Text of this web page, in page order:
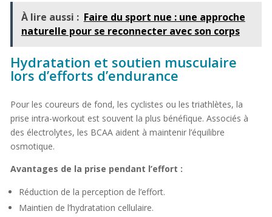
À lire aussi : Faire du sport nue : une approche
naturelle pour se reconnecter avec son corps
Hydratation et soutien musculaire
lors d’efforts d’endurance
Pour les coureurs de fond, les cyclistes ou les triathlètes, la
prise intra-workout est souvent la plus bénéfique. Associés à
des électrolytes, les BCAA aident à maintenir l’équilibre
osmotique.
Avantages de la prise pendant l’effort :
Réduction de la perception de l’effort.
Maintien de l’hydratation cellulaire.